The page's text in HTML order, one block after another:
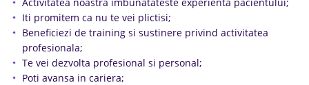
Iti promitem ca nu te vei plictisi;
Beneficiezi de training si sustinere privind activitatea
profesionala;
Te vei dezvolta profesional si personal;
Poti avansa in cariera;